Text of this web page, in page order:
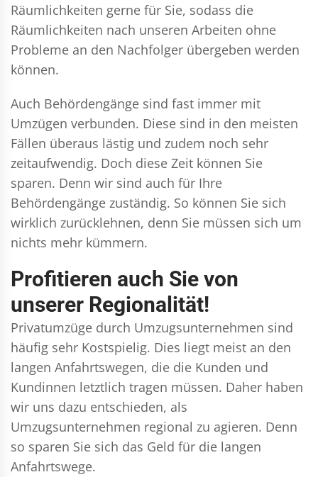
Räumlichkeiten gerne für Sie, sodass die
Räumlichkeiten nach unseren Arbeiten ohne
Probleme an den Nachfolger übergeben werden
können.
Auch Behördengänge sind fast immer mit
Umzügen verbunden. Diese sind in den meisten
Fällen überaus lästig und zudem noch sehr
zeitaufwendig. Doch diese Zeit können Sie
sparen. Denn wir sind auch für Ihre
Behördengänge zuständig. So können Sie sich
wirklich zurücklehnen, denn Sie müssen sich um
nichts mehr kümmern.
Profitieren auch Sie von
unserer Regionalität!
Privatumzüge durch Umzugsunternehmen sind
häufig sehr Kostspielig. Dies liegt meist an den
langen Anfahrtswegen, die die Kunden und
Kundinnen letztlich tragen müssen. Daher haben
wir uns dazu entschieden, als
Umzugsunternehmen regional zu agieren. Denn
so sparen Sie sich das Geld für die langen
Anfahrtswege.